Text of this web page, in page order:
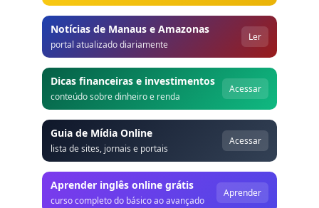
Notícias de Manaus e Amazonas
portal atualizado diariamente
Ler
Dicas financeiras e investimentos
conteúdo sobre dinheiro e renda
Acessar
Guia de Mídia Online
lista de sites, jornais e portais
Acessar
Aprender inglês online grátis
curso completo do básico ao avançado
Aprender